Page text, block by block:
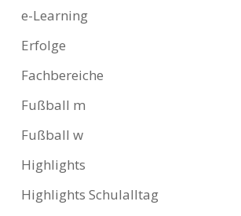
e-Learning
Erfolge
Fachbereiche
Fußball m
Fußball w
Highlights
Highlights Schulalltag